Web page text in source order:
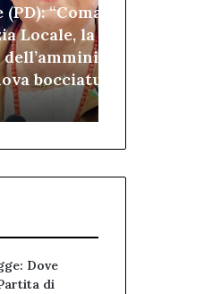
settima
del
San
Bernardino,
serata
di
musica
e
partecipazione
dell’Immaginario
Dove
di